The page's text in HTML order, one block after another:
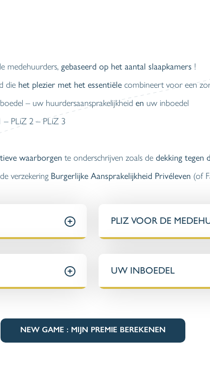
medehuurders, gebaseerd op het aantal slaapkamers !
die het plezier met het essentiële combineert voor een
– uw huurdersaansprakelijkheid en uw inboedel
– PLiZ 2 – PLiZ 3
waarborgen te onderschrijven zoals de dekking tegen
verzekering Burgerlijke Aansprakelijkheid Privéleven (of
PLIZ VOOR DE
UW INBOEDEL
NEW GAME : MIJN PREMIE BEREKENEN